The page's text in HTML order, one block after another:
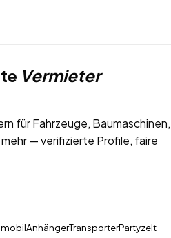
Vermieter
für Fahrzeuge, Baumaschinen,
— verifizierte Profile, faire
AnhängerTransporterPartyzelt